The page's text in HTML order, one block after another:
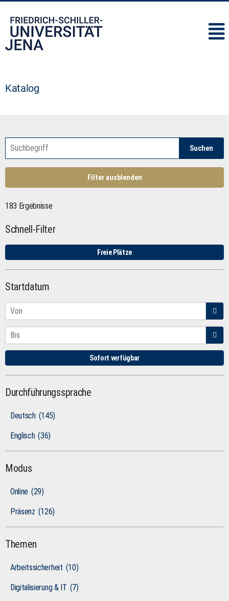
Katalog
Suchen
Filter ausblenden
183 Ergebnisse
Schnell-Filter
Freie Plätze
Startdatum
Sofort verfügbar
Durchführungssprache
Deutsch (145)
Englisch (36)
Modus
Online (29)
Präsenz (126)
Themen
Arbeitssicherheit (10)
Digitalisierung & IT (7)